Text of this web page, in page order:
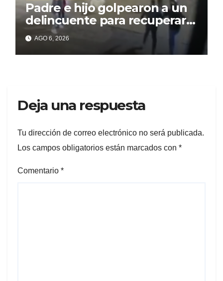
Padre e hijo golpearon a un
delincuente para recuperar
un celular robado en Berisso
AGO 6, 2026
Deja una respuesta
Tu dirección de correo electrónico no será publicada.
Los campos obligatorios están marcados con *
Comentario *